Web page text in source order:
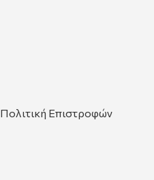
Πολιτική Επιστροφών